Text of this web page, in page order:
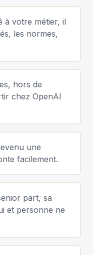
à votre métier, il
les normes,
hors de
chez OpenAI
une
facilement.
part, sa
et personne ne